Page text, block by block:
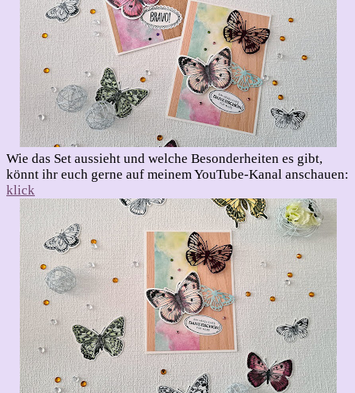
Wie das Set aussieht und welche Besonderheiten es gibt,
könnt ihr euch gerne auf meinem YouTube-Kanal anschauen:
klick